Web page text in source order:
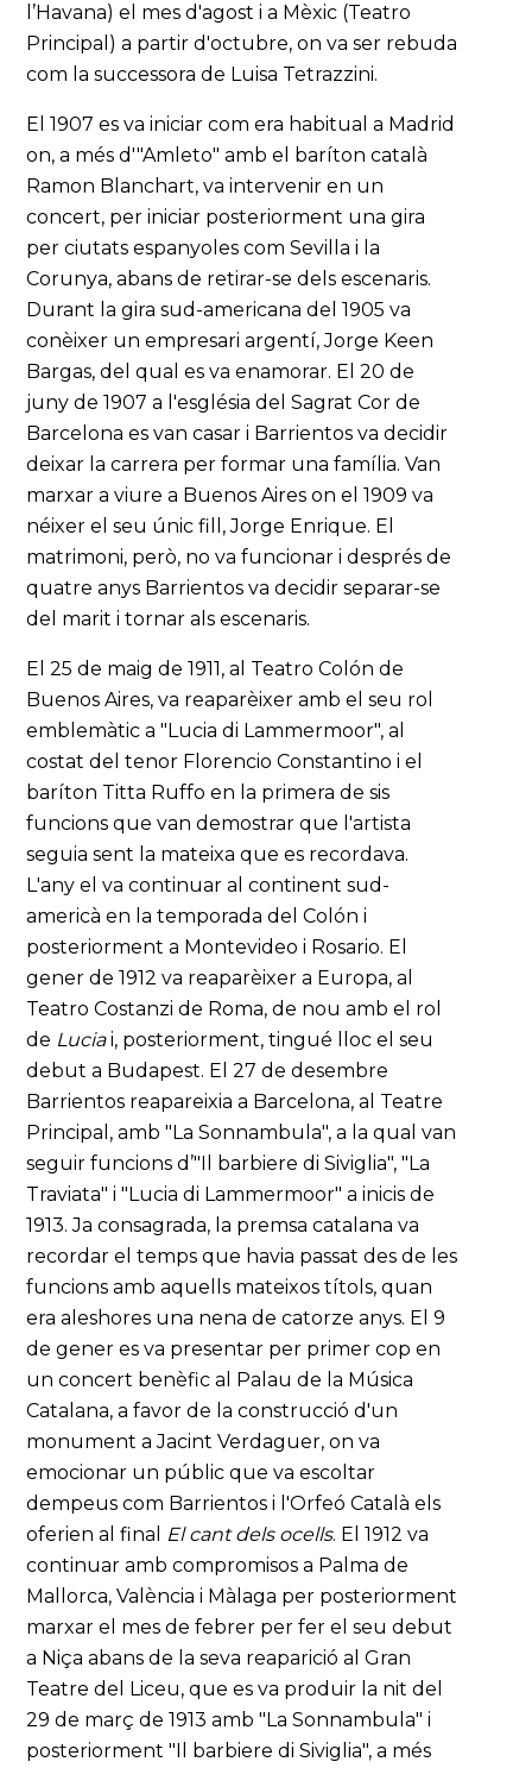
l’Havana) el mes d'agost i a Mèxic (Teatro
Principal) a partir d'octubre, on va ser rebuda
com la successora de Luisa Tetrazzini.
El 1907 es va iniciar com era habitual a Madrid
on, a més d'"Amleto" amb el baríton català
Ramon Blanchart, va intervenir en un
concert, per iniciar posteriorment una gira
per ciutats espanyoles com Sevilla i la
Corunya, abans de retirar-se dels escenaris.
Durant la gira sud-americana del 1905 va
conèixer un empresari argentí, Jorge Keen
Bargas, del qual es va enamorar. El 20 de
juny de 1907 a l'església del Sagrat Cor de
Barcelona es van casar i Barrientos va decidir
deixar la carrera per formar una família. Van
marxar a viure a Buenos Aires on el 1909 va
néixer el seu únic fill, Jorge Enrique. El
matrimoni, però, no va funcionar i després de
quatre anys Barrientos va decidir separar-se
del marit i tornar als escenaris.
El 25 de maig de 1911, al Teatro Colón de
Buenos Aires, va reaparèixer amb el seu rol
emblemàtic a "Lucia di Lammermoor", al
costat del tenor Florencio Constantino i el
baríton Titta Ruffo en la primera de sis
funcions que van demostrar que l'artista
seguia sent la mateixa que es recordava.
L'any el va continuar al continent sud-
americà en la temporada del Colón i
posteriorment a Montevideo i Rosario. El
gener de 1912 va reaparèixer a Europa, al
Teatro Costanzi de Roma, de nou amb el rol
de Luciai, posteriorment, tingué lloc el seu
debut a Budapest. El 27 de desembre
Barrientos reapareixia a Barcelona, al Teatre
Principal, amb "La Sonnambula", a la qual van
seguir funcions d’"Il barbiere di Siviglia", "La
Traviata" i "Lucia di Lammermoor" a inicis de
1913. Ja consagrada, la premsa catalana va
recordar el temps que havia passat des de les
funcions amb aquells mateixos títols, quan
era aleshores una nena de catorze anys. El 9
de gener es va presentar per primer cop en
un concert benèfic al Palau de la Música
Catalana, a favor de la construcció d'un
monument a Jacint Verdaguer, on va
emocionar un públic que va escoltar
dempeus com Barrientos i l'Orfeó Català els
oferien al final El cant dels ocells. El 1912 va
continuar amb compromisos a Palma de
Mallorca, València i Màlaga per posteriorment
marxar el mes de febrer per fer el seu debut
a Niça abans de la seva reaparició al Gran
Teatre del Liceu, que es va produir la nit del
29 de març de 1913 amb "La Sonnambula" i
posteriorment "Il barbiere di Siviglia", a més